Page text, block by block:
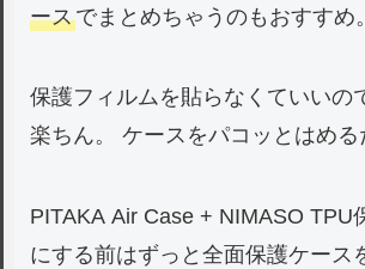
ースでまとめちゃうのもおすすめ。
保護フィルムを貼らなくていいの
楽ちん。 ケースをパコッとはめる
PITAKA Air Case + NIMASO TPU
にする前はずっと全面保護ケース